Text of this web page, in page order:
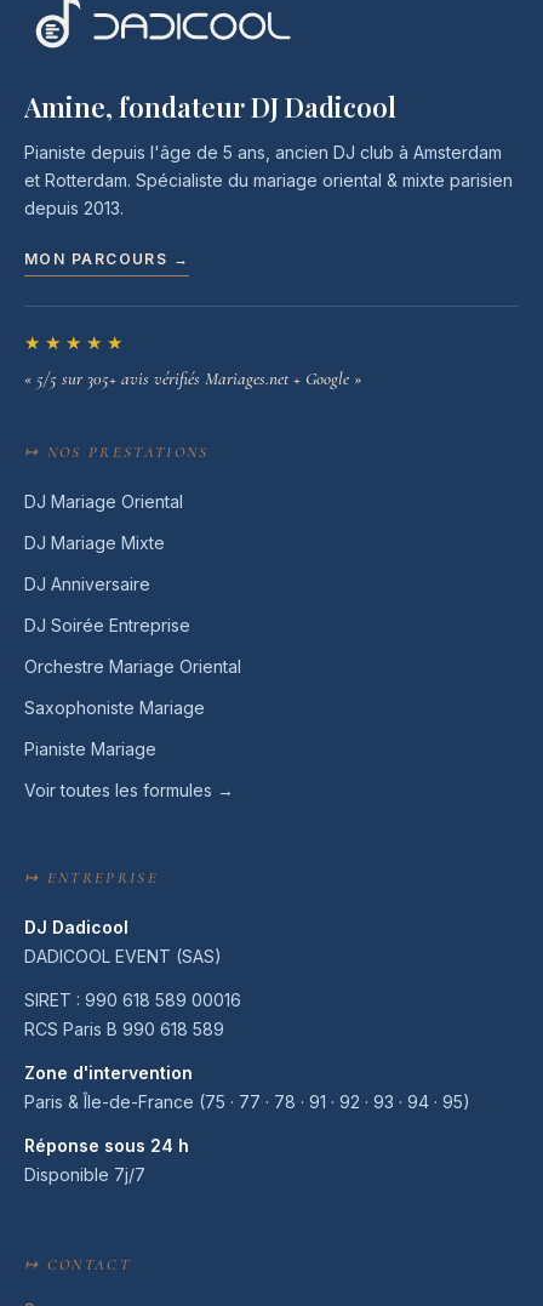
Amine, fondateur DJ Dadicool
Pianiste depuis l'âge de 5 ans, ancien DJ club à Amsterdam
et Rotterdam. Spécialiste du mariage oriental & mixte parisien
depuis 2013.
MON PARCOURS →
★★★★★
« 5/5 sur 305+ avis vérifiés Mariages.net + Google »
↦ NOS PRESTATIONS
DJ Mariage Oriental
DJ Mariage Mixte
DJ Anniversaire
DJ Soirée Entreprise
Orchestre Mariage Oriental
Saxophoniste Mariage
Pianiste Mariage
Voir toutes les formules →
↦ ENTREPRISE
DJ Dadicool
DADICOOL EVENT (SAS)
SIRET : 990 618 589 00016
RCS Paris B 990 618 589
Zone d'intervention
Paris & Île-de-France (75 · 77 · 78 · 91 · 92 · 93 · 94 · 95)
Réponse sous 24 h
Disponible 7j/7
↦ CONTACT